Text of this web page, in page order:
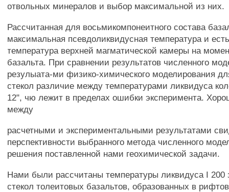
отвольных минералов и выбор максимальной из них.
Рассчитанная для восьмикомпонеитного состава
максимальная псевдоликвидусная температура и
температура верхней магматической камеры на
базальта. При сравнении результатов численного
резулыата-ми физико-химического моделирования
стекол различие между температурами ликвидуса
12", чю лежит в пределах ошибки эксперимента.
между
расчетными и экспериментальными результатами
перспективности выбранного метода численного
решения поставленной нами геохимической задачи.
Нами были рассчитаны температуры ликвидуса I 200
стекол толеитовых базальтов, образованных в